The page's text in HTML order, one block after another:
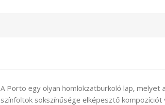
A Porto egy olyan homlokzatburkoló lap, melyet
színfoltok sokszínűsége elképesztő